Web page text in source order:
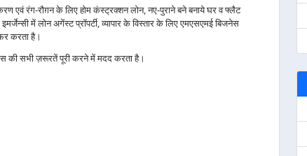
एवं रंग-रौग़न के लिए होम कंस्ट्रक्शन लोन, नए-पुराने बने बनाये घर व फ्लैट
में लोन अगेंस्ट प्रॉपर्टी, व्यापार के विस्तार के लिए एमएसएमई बिजनेस
करता है।
की सभी ज़रूरतें पूरी करने में मदद करता है।